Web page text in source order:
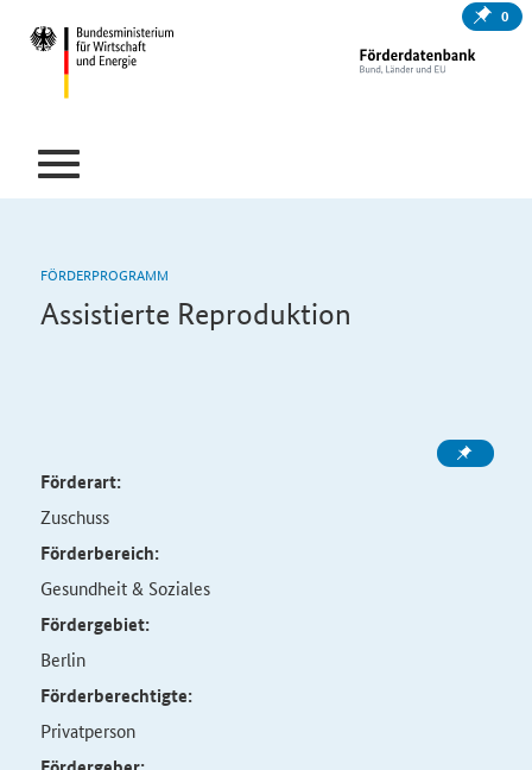
0
FÖRDERPROGRAMM
Assistierte Reproduktion
Förderart:
Zuschuss
Förderbereich:
Gesundheit & Soziales
Fördergebiet:
Berlin
Förderberechtigte:
Privatperson